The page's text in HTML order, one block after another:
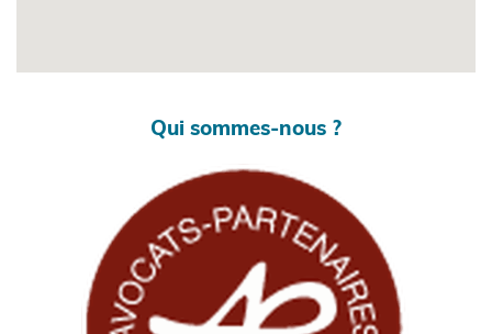
Qui sommes-nous ?